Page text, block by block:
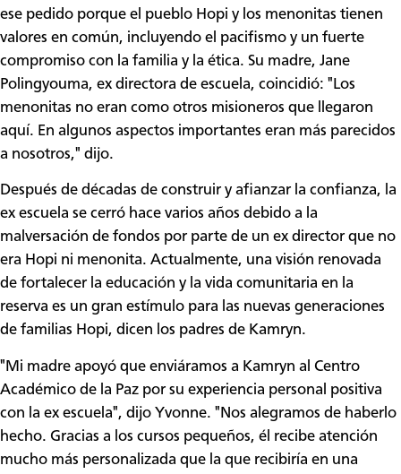
ese pedido porque el pueblo Hopi y los menonitas tienen
valores en común, incluyendo el pacifismo y un fuerte
compromiso con la familia y la ética. Su madre, Jane
Polingyouma, ex directora de escuela, coincidió: "Los
menonitas no eran como otros misioneros que llegaron
aquí. En algunos aspectos importantes eran más parecidos
a nosotros," dijo.
Después de décadas de construir y afianzar la confianza, la
ex escuela se cerró hace varios años debido a la
malversación de fondos por parte de un ex director que no
era Hopi ni menonita. Actualmente, una visión renovada
de fortalecer la educación y la vida comunitaria en la
reserva es un gran estímulo para las nuevas generaciones
de familias Hopi, dicen los padres de Kamryn.
"Mi madre apoyó que enviáramos a Kamryn al Centro
Académico de la Paz por su experiencia personal positiva
con la ex escuela", dijo Yvonne. "Nos alegramos de haberlo
hecho. Gracias a los cursos pequeños, él recibe atención
mucho más personalizada que la que recibiría en una